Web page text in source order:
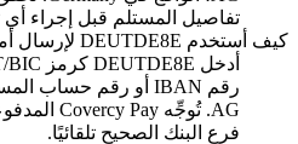
تفاصيل المستلم قبل إجراء أي
كيف أستخدم DEUTDE8E لإرسال أموال دوليًا؟
فرع البنك الصحيح تلقائيًا.